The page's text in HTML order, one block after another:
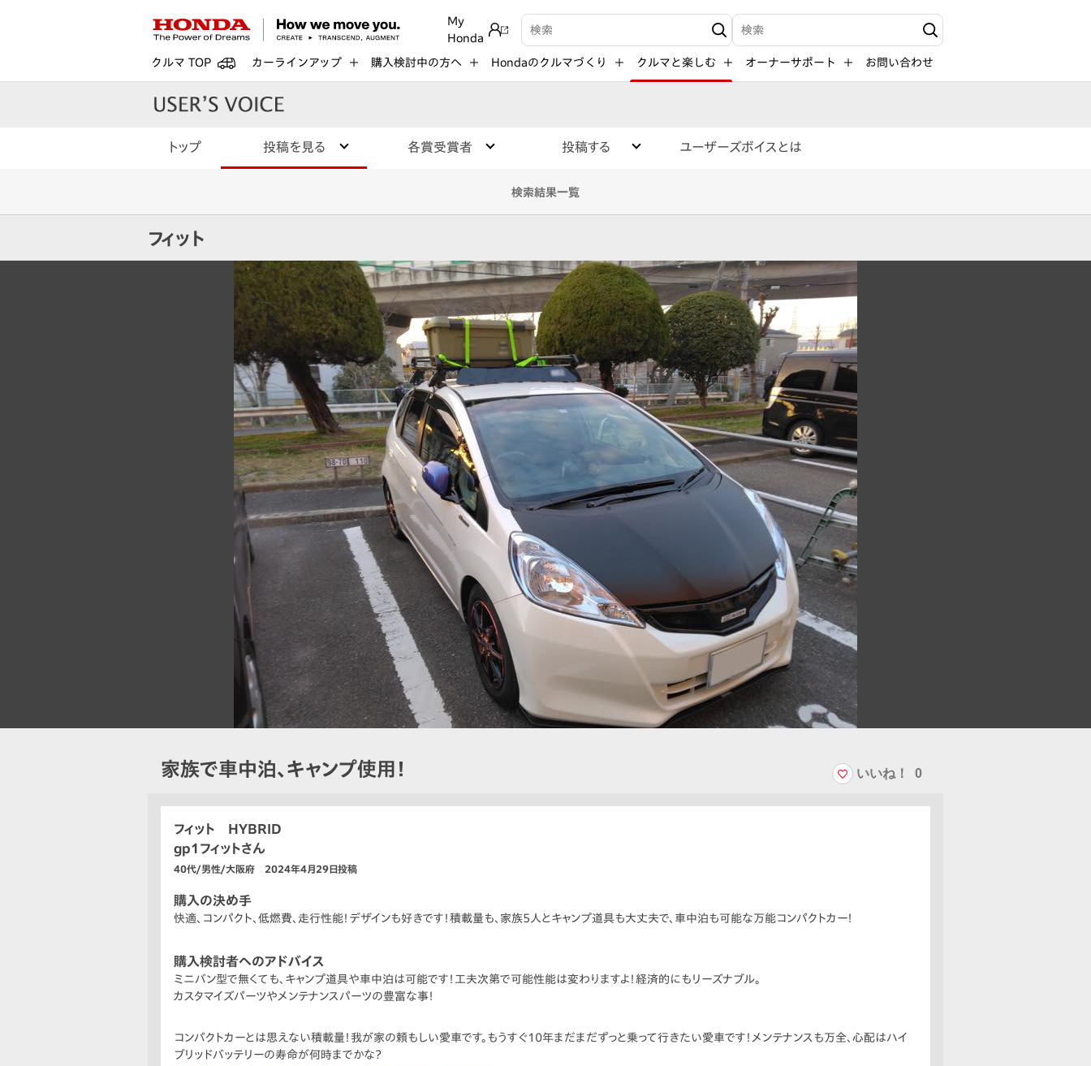
My
Honda
検索キーワード入力 検索キーワード入力
クルマ TOP カーラインアップ 購入検討中の方へ Hondaのクルマづくり クルマと楽しむ オーナーサポート お問い合わせ
トップ 投稿を見る 各賞受賞者 投稿する ユーザーズボイスとは
検索結果一覧
フィット
家族で車中泊、キャンプ使用！ いいね！ 0
フィット HYBRID
gp1フィットさん
40代/男性/大阪府 2024年4月29日投稿
購入の決め手
快適、コンパクト、低燃費、走行性能！デザインも好きです！積載量も、家族5人とキャンプ道具も大丈夫で、車中泊も可能な万能コンパクトカー！
購入検討者へのアドバイス
ミニバン型で無くても、キャンプ道具や車中泊は可能です！工夫次第で可能性能は変わりますよ！経済的にもリーズナブル。
カスタマイズパーツやメンテナンスパーツの豊富な事！
コンパクトカーとは思えない積載量！我が家の頼もしい愛車です。もうすぐ10年まだまだずっと乗って行きたい愛車です！メンテナンスも万全、心配はハイ
ブリッドバッテリーの寿命が何時までかな？